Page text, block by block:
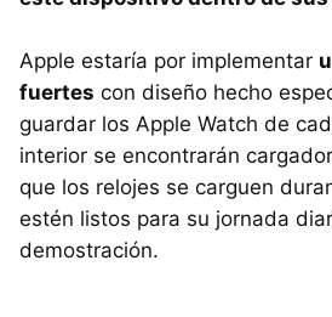
Apple estaría por implementar
fuertes con diseño hecho
guardar los Apple Watch de
interior se encontrarán
que los relojes se carguen
estén listos para su jornada
demostración.